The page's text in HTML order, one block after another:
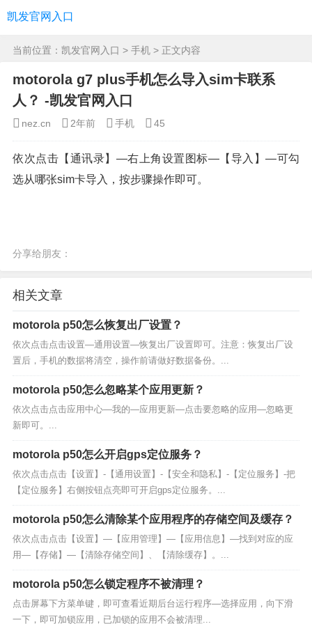
凯发官网入口
当前位置： 凯发官网入口 > 手机 > 正文内容
motorola g7 plus手机怎么导入sim卡联系
人？ -凯发官网入口
nez.cn 2年前 手机 45
依次点击【通讯录】—右上角设置图标—【导入】—可勾
选从哪张sim卡导入，按步骤操作即可。
分享给朋友：
相关文章
motorola p50怎么恢复出厂设置？
依次点击点击设置—通用设置—恢复出厂设置即可。注意：恢复出厂设
置后，手机的数据将清空，操作前请做好数据备份。...
motorola p50怎么忽略某个应用更新？
依次点击点击应用中心—我的—应用更新—点击要忽略的应用—忽略更
新即可。...
motorola p50怎么开启gps定位服务？
依次点击点击【设置】-【通用设置】-【安全和隐私】-【定位服务】-把
【定位服务】右侧按钮点亮即可开启gps定位服务。...
motorola p50怎么清除某个应用程序的存储空间及缓存？
依次点击点击【设置】—【应用管理】—【应用信息】—找到对应的应
用—【存储】—【清除存储空间】、【清除缓存】。...
motorola p50怎么锁定程序不被清理？
点击屏幕下方菜单键，即可查看近期后台运行程序—选择应用，向下滑
一下，即可加锁应用，已加锁的应用不会被清理...